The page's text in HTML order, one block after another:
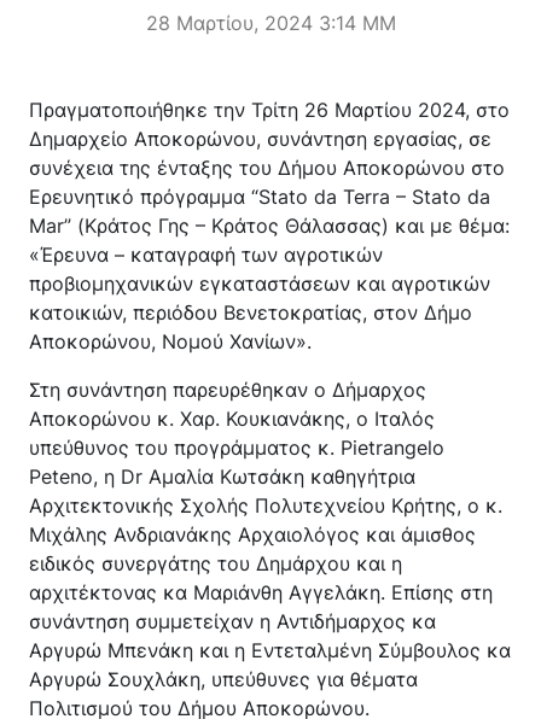
Αποκορώνα Χανίων
Δήμοσιο Ι.Ε.Κ
Αποκορώνου
ΔΗΜΟΤΙΚΗ ΠΙΝΑΚΟΘΗΚΗ
ΦΡΕ
Κέντρο Κοινότητας
Βοήθεια στο Σπίτι
Λαογραφικό Μουσείο
Γαβολοχωρίου
28 Μαρτίου, 2024 3:14 ΜΜ
Πραγματοποιήθηκε την Τρίτη 26 Μαρτίου 2024, στο
Δημαρχείο Αποκορώνου, συνάντηση εργασίας, σε
συνέχεια της ένταξης του Δήμου Αποκορώνου στο
Ερευνητικό πρόγραμμα “Stato da Terra – Stato da
Mar” (Κράτος Γης – Κράτος Θάλασσας) και με θέμα:
«Έρευνα – καταγραφή των αγροτικών
προβιομηχανικών εγκαταστάσεων και αγροτικών
κατοικιών, περιόδου Βενετοκρατίας, στον Δήμο
Αποκορώνου, Νομού Χανίων».
Στη συνάντηση παρευρέθηκαν ο Δήμαρχος
Αποκορώνου κ. Χαρ. Κουκιανάκης, ο Ιταλός
υπεύθυνος του προγράμματος κ. Pietrangelo
Peteno, η Dr Αμαλία Κωτσάκη καθηγήτρια
Αρχιτεκτονικής Σχολής Πολυτεχνείου Κρήτης, ο κ.
Μιχάλης Ανδριανάκης Αρχαιολόγος και άμισθος
ειδικός συνεργάτης του Δημάρχου και η
αρχιτέκτονας κα Μαριάνθη Αγγελάκη. Επίσης στη
συνάντηση συμμετείχαν η Αντιδήμαρχος κα
Αργυρώ Μπενάκη και η Εντεταλμένη Σύμβουλος κα
Αργυρώ Σουχλάκη, υπεύθυνες για θέματα
Πολιτισμού του Δήμου Αποκορώνου.